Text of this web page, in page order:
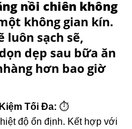
nồi chiên không
không gian kín.
luôn sạch sẽ,
dẹp sau bữa ăn
hơn bao giờ
Tối Đa: ⏱️
độ ổn định. Kết hợp với